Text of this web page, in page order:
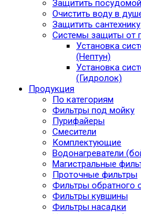
Защитить
Очистить воду в
Защитить сантехнику
Системы защиты от
Установка
(Нептун)
Установка
(Гидролок)
Продукция
По категориям
Фильтры под мойку
Пурифайеры
Смесители
Комплектующие
Водонагреватели
Магистральные
Проточные фильтры
Фильтры обратного
Фильтры кувшины
Фильтры насадки